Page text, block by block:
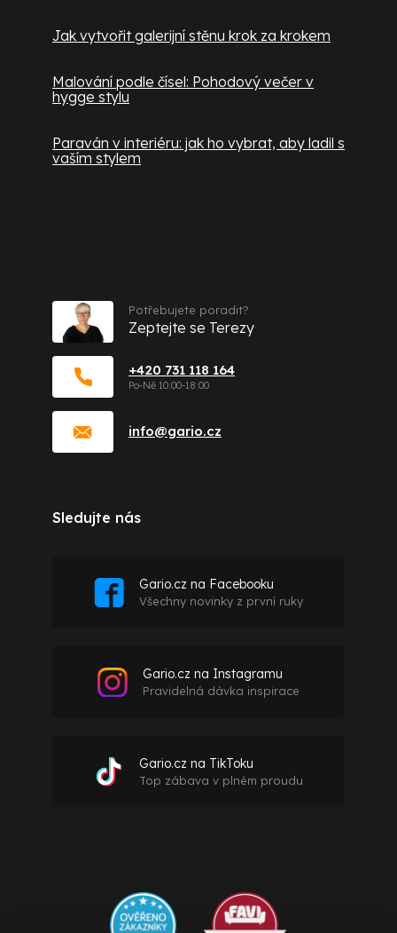
Jak vytvořit galerijní stěnu krok za krokem
Malování podle čísel: Pohodový večer v
hygge stylu
Paraván v interiéru: jak ho vybrat, aby ladil s
vaším stylem
info@gario.cz
+420 731 118 164
Potřebujete poradit?
Zeptejte se Terezy
Sledujte nás
Gario.cz na Facebooku
Všechny novinky z první ruky
Gario.cz na Instagramu
Pravidelná dávka inspirace
Gario.cz na TikToku
Top zábava v plném proudu